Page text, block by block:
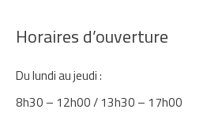
Horaires d’ouverture
Du lundi au jeudi :
8h30 – 12h00 / 13h30 – 17h00